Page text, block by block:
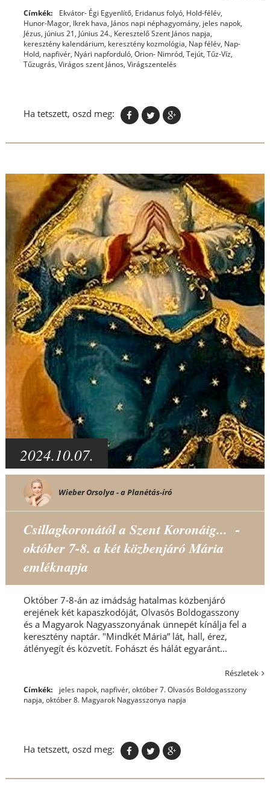
Címkék: Ekvátor- Égi Egyenlítő, Eridanus folyó, Hold-félév,
Hunor-Magor, Ikrek hava, János napi néphagyomány, jeles napok,
Jézus, június 21, Június 24., Keresztelő Szent János napja,
keresztény kalendárium, keresztény kozmológia, Nap félév, Nap-
Hold, napfivér, Nyári napforduló, Orion- Nimród, Tejút, Tűz-Víz,
Tűzugrás, Virágos szent János, Virágszentelés
Ha tetszett, oszd meg:
2024.10.07.
Wieber Orsolya - a Planétás-író
Csillagkoronától a Szent Koronáig... -
október 7-8. a két közbenjáró Mária
emléknapja
Október 7-8-án az imádság hatalmas közbenjáró
erejének két kapaszkodóját, Olvasós Boldogasszony
és a Magyarok Nagyasszonyának ünnepét kínálja fel a
keresztény naptár. "Mindkét Mária” lát, hall, érez,
átlényegít és közvetít. Fohászt és hálát egyaránt...
Részletek
Címkék: jeles napok, napfivér, október 7. Olvasós Boldogasszony
napja, október 8. Magyarok Nagyasszonya napja
Ha tetszett, oszd meg: